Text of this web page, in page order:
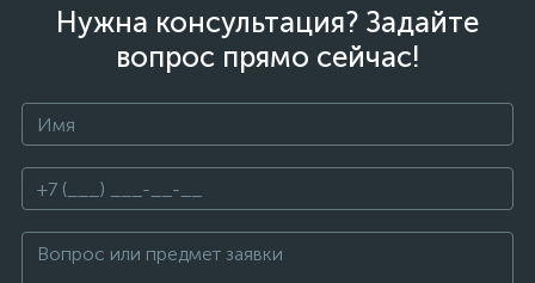
Нужна консультация? Задайте
вопрос прямо сейчас!